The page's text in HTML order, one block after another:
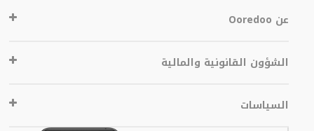
عن Ooredoo
الشؤون القانونية والمالية
السياسات